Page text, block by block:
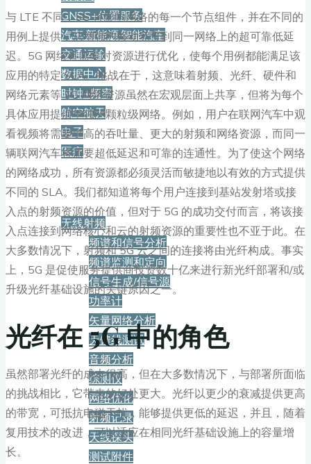
GNSS+位置服务
汽车·新能源·智能汽车
交通运输
数据中心
时钟+频率
航空航天
电子
医疗
产品
无线射频
频谱和信号分析
频谱监测和定向
信号生成/信号源
功率计
矢量网络分析
天馈线测试
音频分析
综测仪
网络优化
射频记录
天线探头
测试附件
与 LTE 不同，5G 将影响网络的每一个节点组件，并在不同的
用例上提供，从增强的移动宽带到同一网络上的超可靠低延
迟。5G 网络将需要对资源进行优化，使每个用例都能满足该
应用的特定 SLA。挑战在于，这意味着射频、光纤、硬件和
网络元素等 5G 网络资源虽然在宏观层面上共享，但将为每个
具体应用提供单独的颗粒级网络。例如，用户在联网汽车中观
看视频将需要更高的吞吐量、更大的射频和网络资源，而同一
辆联网汽车将需要超低延迟和可靠的连通性。为了使这个网络
的网络成功，所有资源都必须灵活而敏捷地以有效的方式提供
不同的 SLA。我们都知道将每个用户连接到基站发射塔或接
入点的射频资源的价值，但对于 5G 的成功交付而言，将该接
入点连接到网络核心和云的射频资源的重要性也不亚于此。在
大多数情况下，射频和 5G 云之间的连接将由光纤构成。事实
上，5G 是促使服务提供商投资数十亿来进行新光纤部署和/或
升级光纤基础设施的关键原因之一。
光纤在 5G 中的角色
虽然部署光纤的成本很高，但在大多数情况下，与部署所面临
的挑战相比，它带来的好处更大。光纤以更少的衰减提供更高
的带宽，可抵抗电磁干扰，能够提供更低的延迟，并且，随着
复用技术的改进，可以适应在相同光纤基础设施上的容量增
长。